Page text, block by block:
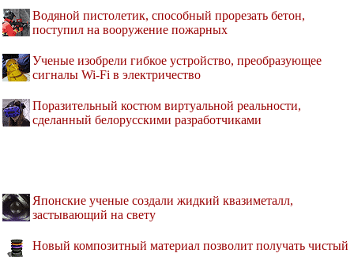
Водяной пистолетик, способный прорезать бетон,
поступил на вооружение пожарных
Ученые изобрели гибкое устройство, преобразующее
сигналы Wi-Fi в электричество
Поразительный костюм виртуальной реальности,
сделанный белорусскими разработчиками
Японские ученые создали жидкий квазиметалл,
застывающий на свету
Новый композитный материал позволит получать чистый